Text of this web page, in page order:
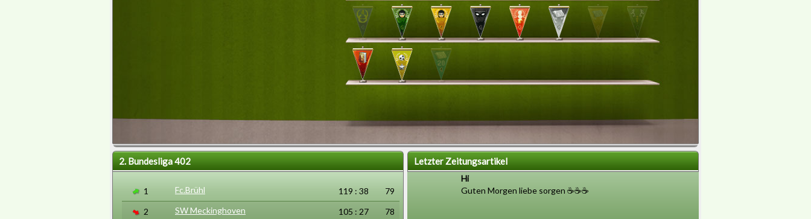
2. Bundesliga 402
1 Fc.Brühl 119 : 38
79
2
SW Meckinghoven 105 : 27
78
Letzter Zeitungsartikel
Hi
Guten Morgen liebe sorgen ☕️☕️☕️